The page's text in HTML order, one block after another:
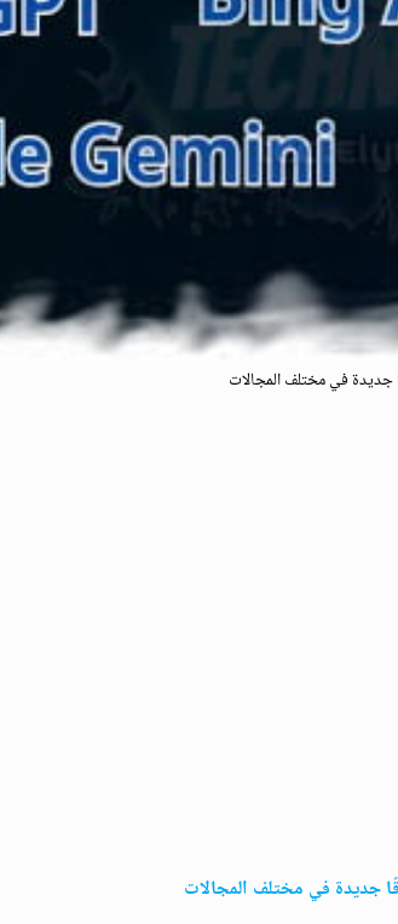
جديدة في مختلف المجالات
جديدة في مختلف المجالات